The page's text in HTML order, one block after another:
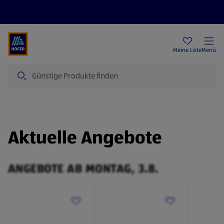
Meine ListeMenü
Aktuelle Angebote
ANGEBOTE AB MONTAG, 3.8.